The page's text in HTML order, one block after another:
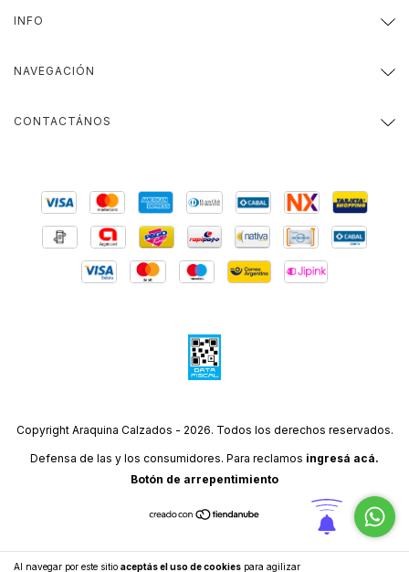
Al navegar por este sitio aceptás el uso de cookies para agilizar
INFO
NAVEGACIÓN
CONTACTÁNOS
Copyright Araquina Calzados - 2026. Todos los derechos reservados.
Defensa de las y los consumidores. Para reclamos ingresá acá.
Botón de arrepentimiento